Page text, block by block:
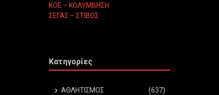
ΚΟΕ – ΚΟΛΥΜΒΗΣΗ
ΣΕΓΑΣ – ΣΤΙΒΟΣ
Κατηγορίες
ΑΘΛΗΤΙΣΜΟΣ (637)